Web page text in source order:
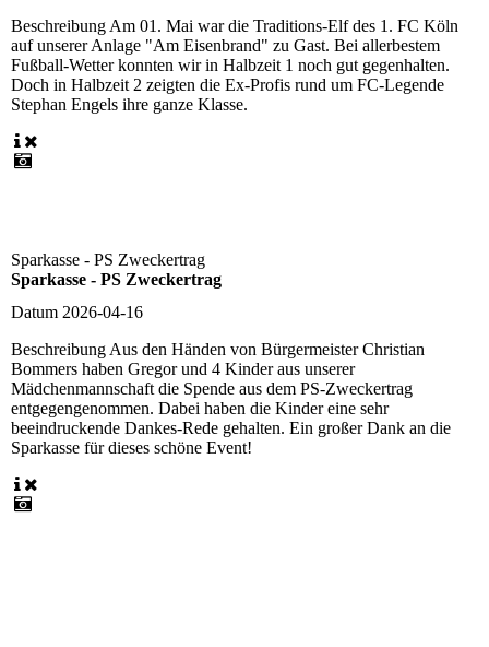
Beschreibung Am 01. Mai war die Traditions-Elf des 1. FC Köln
auf unserer Anlage "Am Eisenbrand" zu Gast. Bei allerbestem
Fußball-Wetter konnten wir in Halbzeit 1 noch gut gegenhalten.
Doch in Halbzeit 2 zeigten die Ex-Profis rund um FC-Legende
Stephan Engels ihre ganze Klasse.
Sparkasse - PS Zweckertrag
Sparkasse - PS Zweckertrag
Datum 2026-04-16
Beschreibung Aus den Händen von Bürgermeister Christian
Bommers haben Gregor und 4 Kinder aus unserer
Mädchenmannschaft die Spende aus dem PS-Zweckertrag
entgegengenommen. Dabei haben die Kinder eine sehr
beeindruckende Dankes-Rede gehalten. Ein großer Dank an die
Sparkasse für dieses schöne Event!